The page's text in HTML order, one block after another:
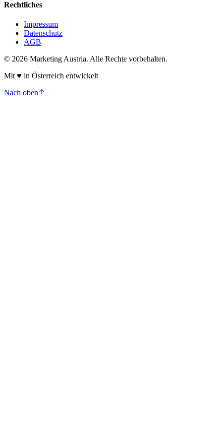
Rechtliches
Impressum
Datenschutz
AGB
© 2026 Marketing Austria. Alle Rechte vorbehalten.
Mit ♥ in Österreich entwickelt
Nach oben